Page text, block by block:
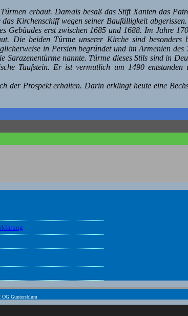
erbaut. Damals besaß das Stift Xanten das
Kirchenschiff wegen seiner Baufälligkeit a
Gebäudes erst zwischen 1685 und 1688. Im Jahre
Die beiden Türme unserer Kirche sind besonders
in Persienbegründet und im Armenien des
Sarazenentürme nannte. Türme dieses Stils sind in
Taufstein. Er ist vermutlich um 1490 entstanden
der Prospekt erhalten. Darin erklingt heute eine
Guntersblum